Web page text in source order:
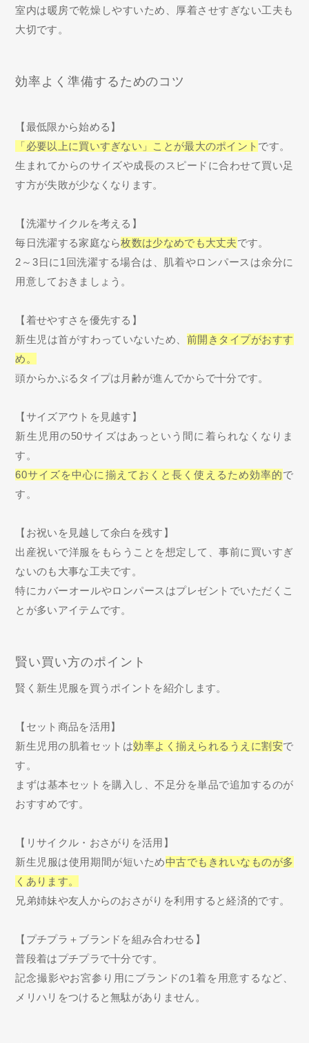
室内は暖房で乾燥しやすいため、厚着させすぎない工夫も
大切です。
効率よく準備するためのコツ
【最低限から始める】
「必要以上に買いすぎない」ことが最大のポイント です。
生まれてからのサイズや成長のスピードに合わせて買い足
す方が失敗が少なくなります。
【洗濯サイクルを考える】
毎日洗濯する家庭なら枚数は少なめでも大丈夫です。
2～3日に1回洗濯する場合は、肌着やロンパースは余分に
用意しておきましょう。
【着せやすさを優先する】
新生児は首がすわっていないため、 前開きタイプがおすす
め。
頭からかぶるタイプは月齢が進んでからで十分です。
【サイズアウトを見越す】
新生児用の50サイズはあっという間に着られなくなりま
す。
60サイズを中心に揃えておくと長く使えるため効率的で
す。
【お祝いを見越して余白を残す】
出産祝いで洋服をもらうことを想定して、事前に買いすぎ
ないのも大事な工夫です。
特にカバーオールやロンパースはプレゼントでいただくこ
とが多いアイテムです。
賢い買い方のポイント
賢く新生児服を買うポイントを紹介します。
【セット商品を活用】
新生児用の肌着セットは効率よく揃えられるうえに割安で
す。
まずは基本セットを購入し、不足分を単品で追加するのが
おすすめです。
【リサイクル・おさがりを活用】
新生児服は使用期間が短いため中古でもきれいなものが多
くあります。
兄弟姉妹や友人からのおさがりを利用すると経済的です。
【プチプラ＋ブランドを組み合わせる】
普段着はプチプラで十分です。
記念撮影やお宮参り用にブランドの1着を用意するなど、
メリハリをつけると無駄がありません。